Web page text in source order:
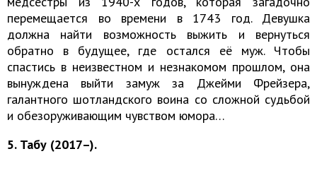
перемещается во времени в 1743 год. Девушка
должна найти возможность выжить и вернуться
обратно в будущее, где остался её муж. Чтобы
спастись в неизвестном и незнакомом прошлом, она
вынуждена выйти замуж за Джейми Фрейзера,
галантного шотландского воина со сложной судьбой
и обезоруживающим чувством юмора…
5. Табу (2017–).